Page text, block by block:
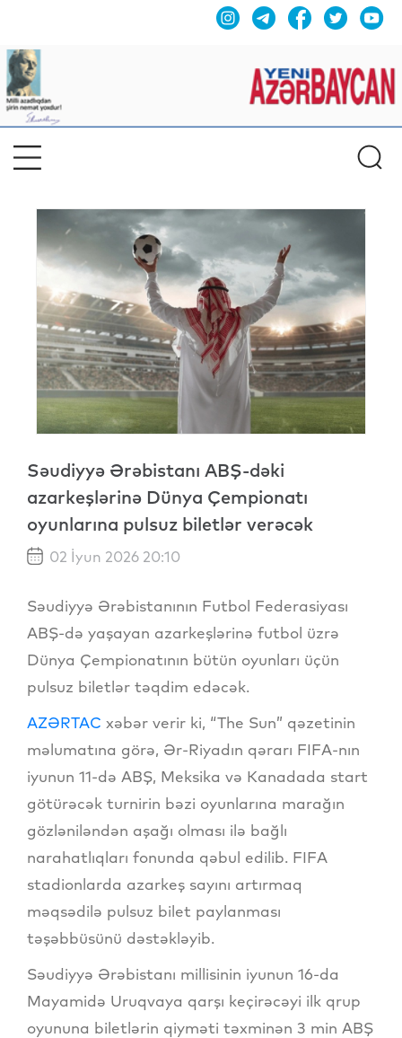
Səudiyyə Ərəbistanı ABŞ-dəki
azarkeşlərinə Dünya Çempionatı
oyunlarına pulsuz biletlər verəcək
02 İyun 2026 20:10
Səudiyyə Ərəbistanının Futbol Federasiyası
ABŞ-də yaşayan azarkeşlərinə futbol üzrə
Dünya Çempionatının bütün oyunları üçün
pulsuz biletlər təqdim edəcək.
AZƏRTAC xəbər verir ki, “The Sun” qəzetinin
məlumatına görə, Ər-Riyadın qərarı FIFA-nın
iyunun 11-də ABŞ, Meksika və Kanadada start
götürəcək turnirin bəzi oyunlarına marağın
gözləniləndən aşağı olması ilə bağlı
narahatlıqları fonunda qəbul edilib. FIFA
stadionlarda azarkeş sayını artırmaq
məqsədilə pulsuz bilet paylanması
təşəbbüsünü dəstəkləyib.
Səudiyyə Ərəbistanı millisinin iyunun 16-da
Mayamidə Uruqvaya qarşı keçirəcəyi ilk qrup
oyununa biletlərin qiyməti təxminən 3 min ABŞ